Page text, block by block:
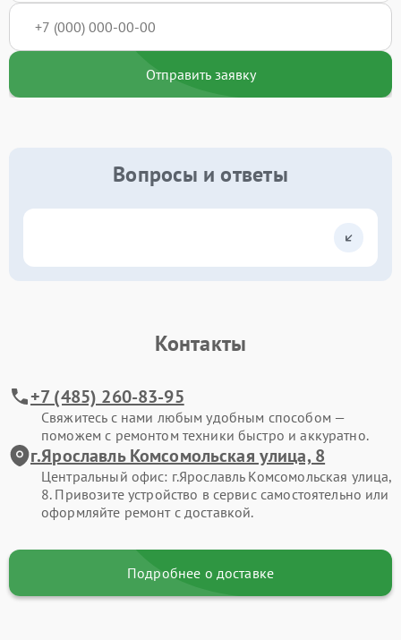
Отправить заявку
Вопросы и ответы
Контакты
+7 (485) 260-83-95
Свяжитесь с нами любым удобным способом —
поможем с ремонтом техники быстро и аккуратно.
г.Ярославль Комсомольская улица, 8
Центральный офис: г.Ярославль Комсомольская улица,
8. Привозите устройство в сервис самостоятельно или
оформляйте ремонт с доставкой.
Подробнее о доставке